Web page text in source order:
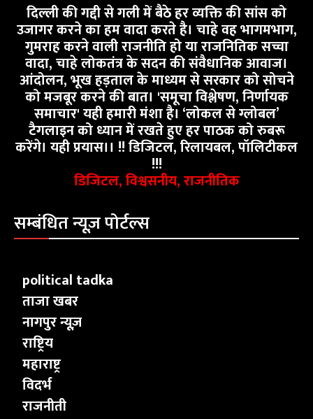
दिल्ली की गद्दी से गली में बैठे हर व्यक्ति की सांस को
उजागर करने का हम वादा करते है। चाहे वह भागमभाग,
गुमराह करने वाली राजनीति हो या राजनितिक सच्चा
वादा, चाहे लोकतंत्र के सदन की संवैधानिक आवाज।
आंदोलन, भूख हड़ताल के माध्यम से सरकार को सोचने
को मजबूर करने की बात। 'समूचा विश्लेषण, निर्णायक
समाचार' यही हमारी मंशा है। ‘लोकल से ग्लोबल’
टैगलाइन को ध्यान में रखते हुए हर पाठक को रुबरू
करेंगे। यही प्रयास।। !! डिजिटल, रिलायबल, पॉलिटीकल
!!!
डिजिटल, विश्वसनीय, राजनीतिक
सम्बंधित न्यूज़ पोर्टल्स
political tadka
ताजा खबर
नागपुर न्यूज़
राष्ट्रिय
महाराष्ट्र
विदर्भ
राजनीती